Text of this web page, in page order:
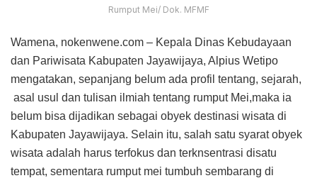
Rumput Mei/ Dok. MFMF
Wamena, nokenwene.com – Kepala Dinas Kebudayaan
dan Pariwisata Kabupaten Jayawijaya, Alpius Wetipo
mengatakan, sepanjang belum ada profil tentang, sejarah,
asal usul dan tulisan ilmiah tentang rumput Mei,maka ia
belum bisa dijadikan sebagai obyek destinasi wisata di
Kabupaten Jayawijaya. Selain itu, salah satu syarat obyek
wisata adalah harus terfokus dan terknsentrasi disatu
tempat, sementara rumput mei tumbuh sembarang di